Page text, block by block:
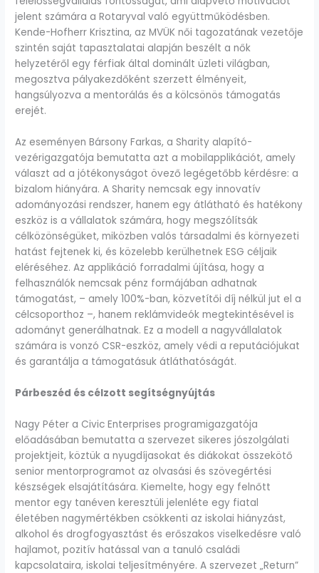
jelent számára a Rotaryval való együttműködésben.
Kende-Hofherr Krisztina, az MVÜK női tagozatának vezetője
szintén saját tapasztalatai alapján beszélt a nők
helyzetéről egy férfiak által dominált üzleti világban,
megosztva pályakezdőként szerzett élményeit,
hangsúlyozva a mentorálás és a kölcsönös támogatás
erejét.
Az eseményen Bársony Farkas, a Sharity alapító-
vezérigazgatója bemutatta azt a mobilapplikációt, amely
választ ad a jótékonyságot övező legégetőbb kérdésre: a
bizalom hiányára. A Sharity nemcsak egy innovatív
adományozási rendszer, hanem egy átlátható és hatékony
eszköz is a vállalatok számára, hogy megszólítsák
célközönségüket, miközben valós társadalmi és környezeti
hatást fejtenek ki, és közelebb kerülhetnek ESG céljaik
eléréséhez. Az applikáció forradalmi újítása, hogy a
felhasználók nemcsak pénz formájában adhatnak
támogatást, – amely 100%-ban, közvetítői díj nélkül jut el a
célcsoporthoz –, hanem reklámvideók megtekintésével is
adományt generálhatnak. Ez a modell a nagyvállalatok
számára is vonzó CSR-eszköz, amely védi a reputációjukat
és garantálja a támogatásuk átláthatóságát.
Párbeszéd és célzott segítségnyújtás
Nagy Péter a Civic Enterprises programigazgatója
előadásában bemutatta a szervezet sikeres jószolgálati
projektjeit, köztük a nyugdíjasokat és diákokat összekötő
senior mentorprogramot az olvasási és szövegértési
készségek elsajátítására. Kiemelte, hogy egy felnőtt
mentor egy tanéven keresztüli jelenléte egy fiatal
életében nagymértékben csökkenti az iskolai hiányzást,
alkohol és drogfogyasztást és erőszakos viselkedésre való
hajlamot, pozitív hatással van a tanuló családi
kapcsolataira, iskolai teljesítményére. A szervezet „Return”